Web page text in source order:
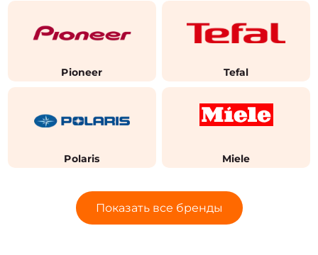
Pioneer Tefal
Polaris Miele
Показать все бренды